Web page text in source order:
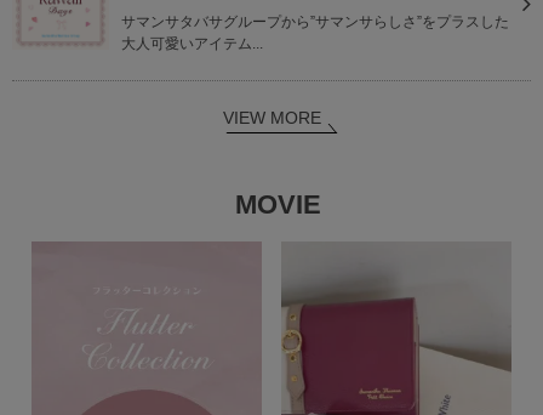
サマンサタバサグループから”サマンサらしさ”をプラスした
大人可愛いアイテム...
VIEW MORE
MOVIE